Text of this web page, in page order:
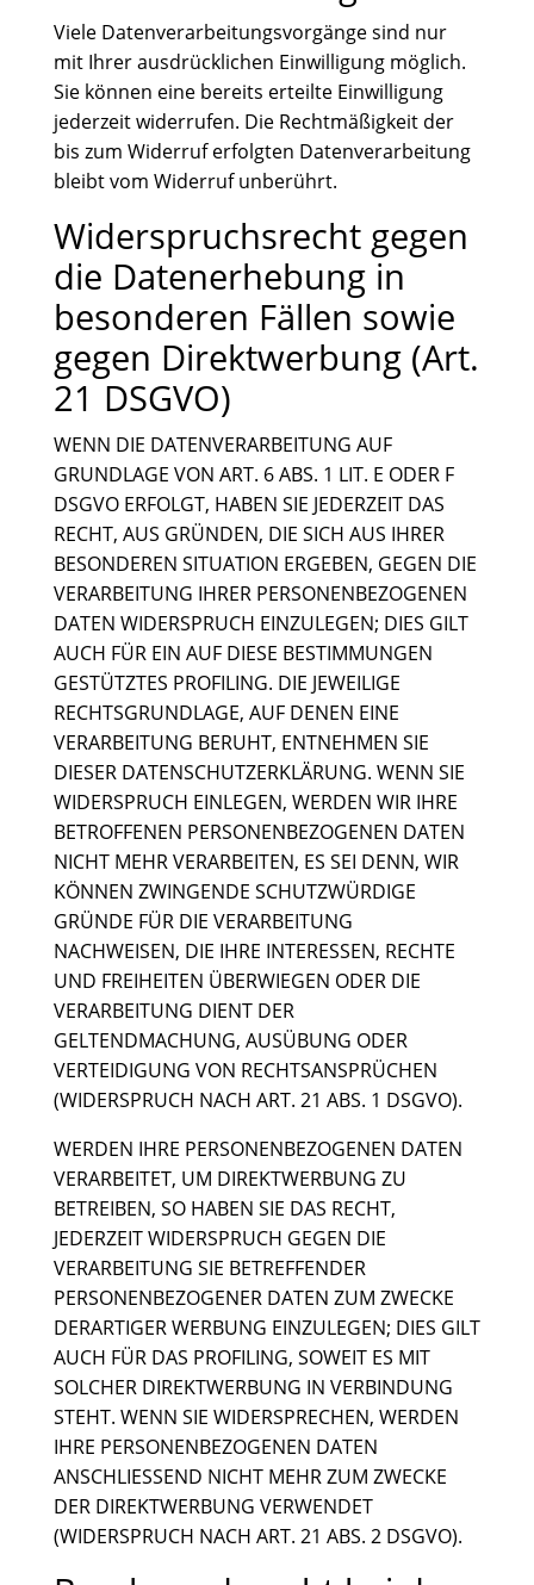
Viele Datenverarbeitungsvorgänge sind nur
mit Ihrer ausdrücklichen Einwilligung möglich.
Sie können eine bereits erteilte Einwilligung
jederzeit widerrufen. Die Rechtmäßigkeit der
bis zum Widerruf erfolgten Datenverarbeitung
bleibt vom Widerruf unberührt.
Widerspruchsrecht gegen
die Datenerhebung in
besonderen Fällen sowie
gegen Direktwerbung (Art.
21 DSGVO)
WENN DIE DATENVERARBEITUNG AUF
GRUNDLAGE VON ART. 6 ABS. 1 LIT. E ODER F
DSGVO ERFOLGT, HABEN SIE JEDERZEIT DAS
RECHT, AUS GRÜNDEN, DIE SICH AUS IHRER
BESONDEREN SITUATION ERGEBEN, GEGEN DIE
VERARBEITUNG IHRER PERSONENBEZOGENEN
DATEN WIDERSPRUCH EINZULEGEN; DIES GILT
AUCH FÜR EIN AUF DIESE BESTIMMUNGEN
GESTÜTZTES PROFILING. DIE JEWEILIGE
RECHTSGRUNDLAGE, AUF DENEN EINE
VERARBEITUNG BERUHT, ENTNEHMEN SIE
DIESER DATENSCHUTZERKLÄRUNG. WENN SIE
WIDERSPRUCH EINLEGEN, WERDEN WIR IHRE
BETROFFENEN PERSONENBEZOGENEN DATEN
NICHT MEHR VERARBEITEN, ES SEI DENN, WIR
KÖNNEN ZWINGENDE SCHUTZWÜRDIGE
GRÜNDE FÜR DIE VERARBEITUNG
NACHWEISEN, DIE IHRE INTERESSEN, RECHTE
UND FREIHEITEN ÜBERWIEGEN ODER DIE
VERARBEITUNG DIENT DER
GELTENDMACHUNG, AUSÜBUNG ODER
VERTEIDIGUNG VON RECHTSANSPRÜCHEN
(WIDERSPRUCH NACH ART. 21 ABS. 1 DSGVO).
WERDEN IHRE PERSONENBEZOGENEN DATEN
VERARBEITET, UM DIREKTWERBUNG ZU
BETREIBEN, SO HABEN SIE DAS RECHT,
JEDERZEIT WIDERSPRUCH GEGEN DIE
VERARBEITUNG SIE BETREFFENDER
PERSONENBEZOGENER DATEN ZUM ZWECKE
DERARTIGER WERBUNG EINZULEGEN; DIES GILT
AUCH FÜR DAS PROFILING, SOWEIT ES MIT
SOLCHER DIREKTWERBUNG IN VERBINDUNG
STEHT. WENN SIE WIDERSPRECHEN, WERDEN
IHRE PERSONENBEZOGENEN DATEN
ANSCHLIESSEND NICHT MEHR ZUM ZWECKE
DER DIREKTWERBUNG VERWENDET
(WIDERSPRUCH NACH ART. 21 ABS. 2 DSGVO).